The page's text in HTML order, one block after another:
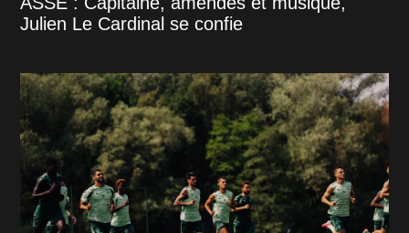
Julien Le Cardinal se confie